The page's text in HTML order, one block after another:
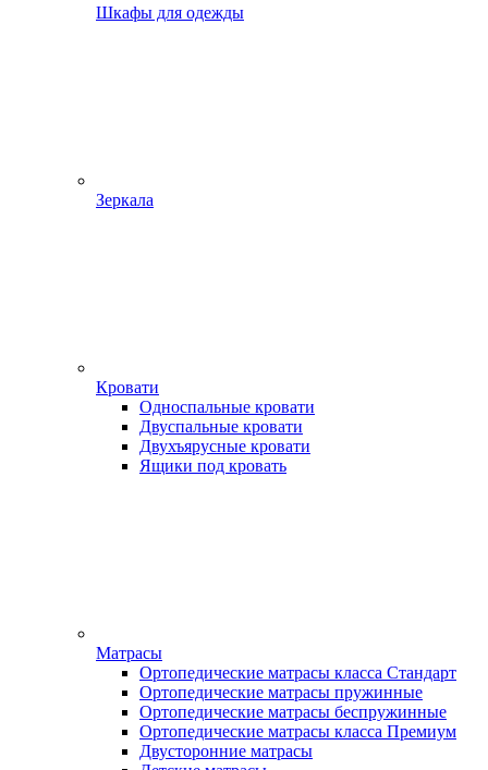
Шкафы для одежды
Зеркала
Кровати
Односпальные кровати
Двуспальные кровати
Двухъярусные кровати
Ящики под кровать
Матрасы
Ортопедические матрасы класса Стандарт
Ортопедические матрасы пружинные
Ортопедические матрасы беспружинные
Ортопедические матрасы класса Премиум
Двусторонние матрасы